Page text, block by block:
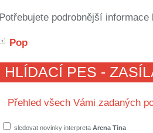
Potřebujete podrobnější
Pop
HLÍDACÍ PES -
Přehled všech Vámi zadaných
sledovat novinky interpreta Arena Tina